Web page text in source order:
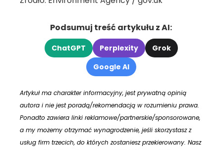
Podsumuj treść artykułu z AI:
ChatGPT Perplexity
Grok
Google AI
Artykuł ma charakter informacyjny, jest prywatną opinią
autora i nie jest poradą/rekomendacją w rozumieniu prawa.
Ponadto zawiera linki reklamowe/partnerskie/sponsorowane,
a my możemy otrzymać wynagrodzenie, jeśli skorzystasz z
usług firm trzecich, do których zostaniesz przekierowany. Nasz